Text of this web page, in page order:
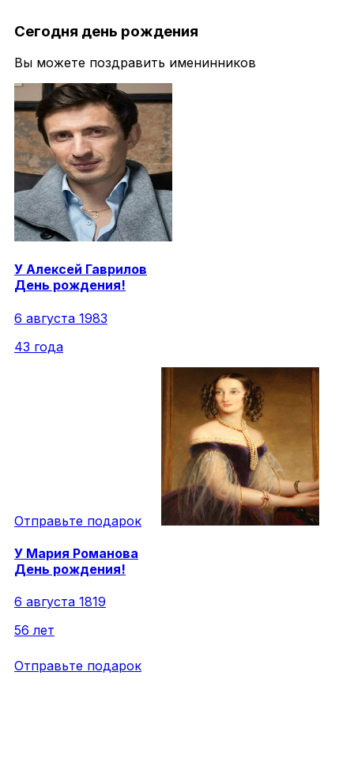
Сегодня день рождения
Вы можете поздравить именинников
У Алексей Гаврилов
День рождения!
6 августа 1983
43 года
Отправьте подарок
У Мария Романова
День рождения!
6 августа 1819
56 лет
Отправьте подарок